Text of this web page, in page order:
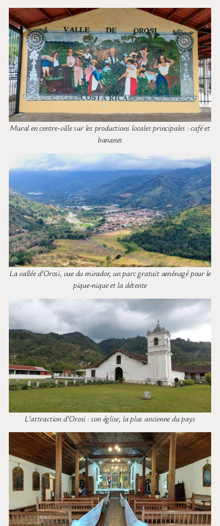
Mural en centre-ville sur les productions locales principales : café et
bananes
La vallée d’Orosi, vue du mirador, un parc gratuit aménagé pour le
pique-nique et la détente
L’attraction d’Orosi : son église, la plus ancienne du pays